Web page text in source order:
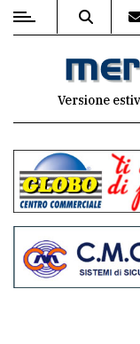
MENU
commenti
Contenuti
del
sito
Versione